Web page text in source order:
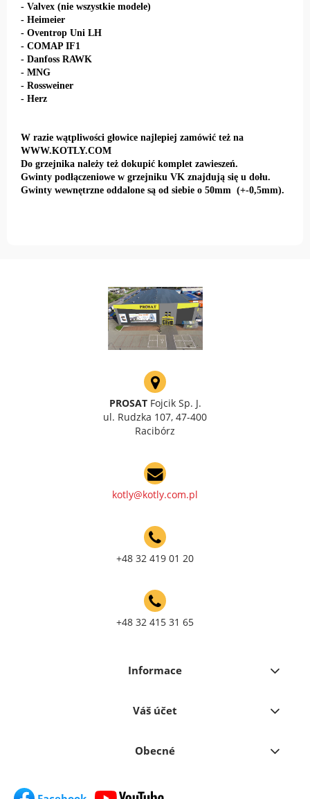
- Valvex (nie wszystkie modele)
- Heimeier
- Oventrop Uni LH
- COMAP IF1
- Danfoss RAWK
- MNG
- Rossweiner
- Herz
W razie wątpliwości głowice najlepiej zamówić też na
WWW.KOTLY.COM
Do grzejnika należy też dokupić komplet zawieszeń.
Gwinty podłączeniowe w grzejniku VK znajdują się u dołu.
Gwinty wewnętrzne oddalone są od siebie o 50mm (+-0,5mm).
PROSATFojcik Sp. J.
ul. Rudzka 107, 47-400
Racibórz
kotly@kotly.com.pl
+48 32 419 01 20
+48 32 415 31 65
Informace
Váš účet
Obecné